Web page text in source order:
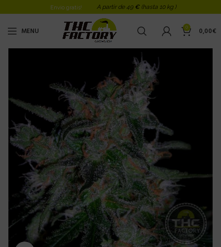
Envio gratis! A partir de 49 € (hasta 10 kg )
MENU 0 0,00€